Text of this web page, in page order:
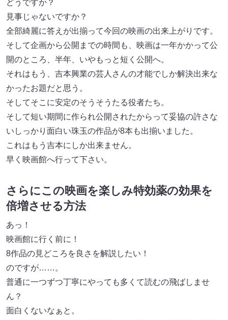
どうですか？
見事じゃないですか？
全部綺麗に答えが出揃って今回の映画の出来上がりです。
そして企画から公開までの時間も、映画は一年かかって公
開のところ、半年、いやもっと短く公開へ。
それはもう、吉本興業の芸人さんの才能でしか解決出来な
かったお題だと思う。
そしてそこに安定のそうそうたる役者たち。
そして短い期間に作られ公開されたからって妥協の許さな
いしっかり面白い珠玉の作品が8本も出揃いました。
これはもう吉本にしか出来ません。
早く映画館へ行って下さい。
さらにこの映画を楽しみ特効薬の効果を
倍増させる方法
あっ！
映画館に行く前に！
8作品の見どころを良さを解説したい！
のですが……。
普通に一つずつ丁寧にやっても多くて読むの飛ばしませ
ん？
面白くないなぁと。